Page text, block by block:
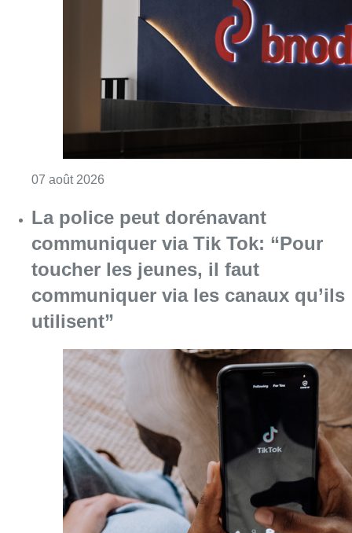
La police peut dorénavant
communiquer via Tik Tok: “Pour
toucher les jeunes, il faut
communiquer via les canaux qu’ils
utilisent”
07 août 2026 Consulter l'article "La police peut
Partager l'article
Facebook
TwitterWhatsApp
Share
24 juin 2025 - 16h10
Avocat